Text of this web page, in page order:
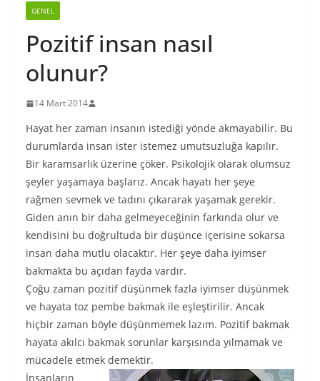
GENEL
Pozitif insan nasıl
olunur?
14 Mart 2014
Hayat her zaman insanın istediği yönde akmayabilir. Bu
durumlarda insan ister istemez umutsuzluğa kapılır.
Bir karamsarlık üzerine çöker. Psikolojik olarak olumsuz
şeyler yaşamaya başlarız. Ancak hayatı her şeye
rağmen sevmek ve tadını çıkararak yaşamak gerekir.
Giden anın bir daha gelmeyeceğinin farkında olur ve
kendisini bu doğrultuda bir düşünce içerisine sokarsa
insan daha mutlu olacaktır. Her şeye daha iyimser
bakmakta bu açıdan fayda vardır.
Çoğu zaman pozitif düşünmek fazla iyimser düşünmek
ve hayata toz pembe bakmak ile eşleştirilir. Ancak
hiçbir zaman böyle düşünmemek lazım. Pozitif bakmak
hayata akılcı bakmak sorunlar karşısında yılmamak ve
mücadele etmek demektir.
İnsanların